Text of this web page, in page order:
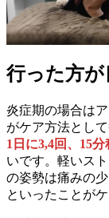
行った方
炎症期の場合は
がケア方法とし
1日に3,4回、15
いです。軽いス
の姿勢は痛みの
といったことが